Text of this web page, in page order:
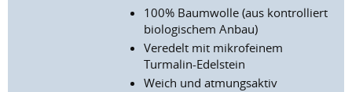
100% Baumwolle (aus kontrolliert
biologischem Anbau)
Veredelt mit mikrofeinem
Turmalin-Edelstein
Weich und atmungsaktiv